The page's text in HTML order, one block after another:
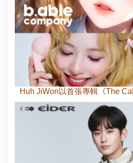
Huh JiWon以首張專輯《The